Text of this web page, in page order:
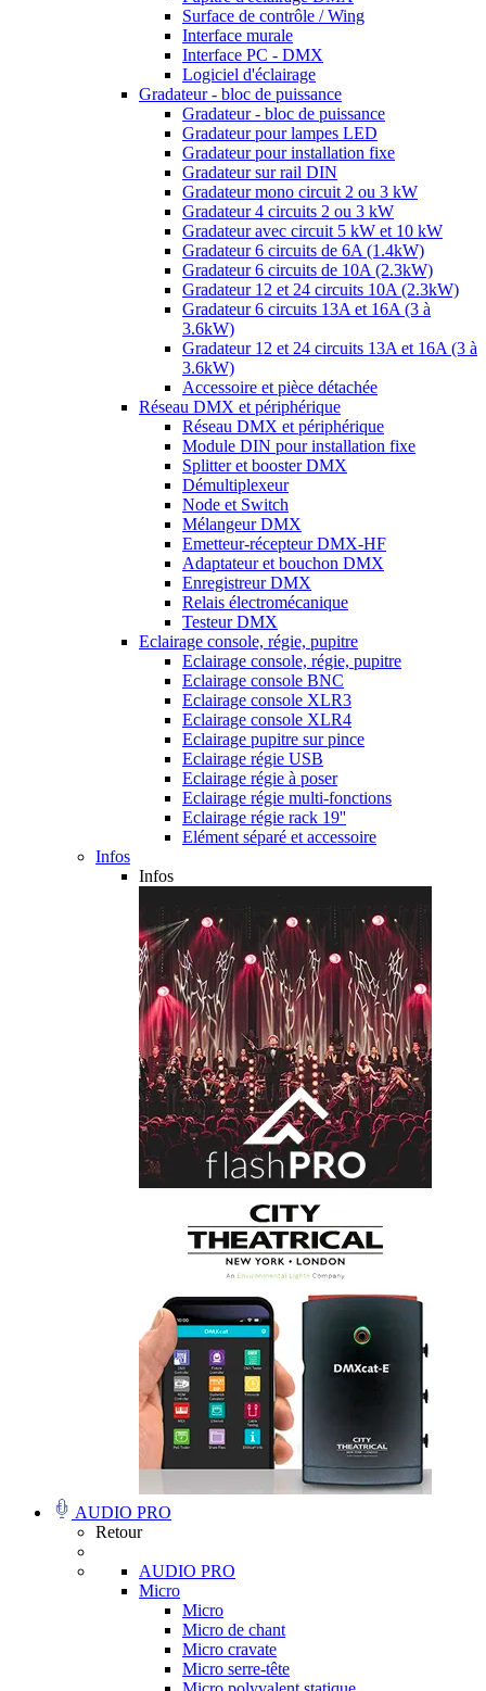
Surface de contrôle / Wing
Interface murale
Interface PC - DMX
Logiciel d'éclairage
Gradateur - bloc de puissance
Gradateur - bloc de puissance
Gradateur pour lampes LED
Gradateur pour installation fixe
Gradateur sur rail DIN
Gradateur mono circuit 2 ou 3 kW
Gradateur 4 circuits 2 ou 3 kW
Gradateur avec circuit 5 kW et 10 kW
Gradateur 6 circuits de 6A (1.4kW)
Gradateur 6 circuits de 10A (2.3kW)
Gradateur 12 et 24 circuits 10A (2.3kW)
Gradateur 6 circuits 13A et 16A (3 à
3.6kW)
Gradateur 12 et 24 circuits 13A et 16A (3 à
3.6kW)
Accessoire et pièce détachée
Réseau DMX et périphérique
Réseau DMX et périphérique
Module DIN pour installation fixe
Splitter et booster DMX
Démultiplexeur
Node et Switch
Mélangeur DMX
Emetteur-récepteur DMX-HF
Adaptateur et bouchon DMX
Enregistreur DMX
Relais électromécanique
Testeur DMX
Eclairage console, régie, pupitre
Eclairage console, régie, pupitre
Eclairage console BNC
Eclairage console XLR3
Eclairage console XLR4
Eclairage pupitre sur pince
Eclairage régie USB
Eclairage régie à poser
Eclairage régie multi-fonctions
Eclairage régie rack 19''
Elément séparé et accessoire
Infos
Infos
AUDIO PRO
Retour
AUDIO PRO
Micro
Micro
Micro de chant
Micro cravate
Micro serre-tête